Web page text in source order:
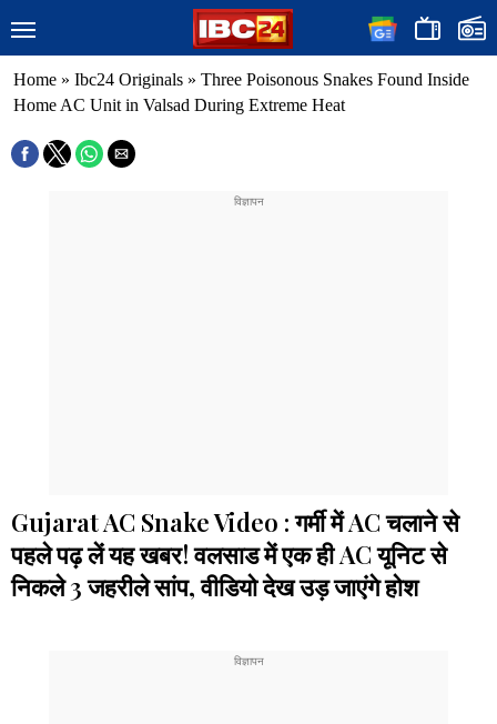
Home » Ibc24 Originals » Three Poisonous Snakes Found Inside
Home AC Unit in Valsad During Extreme Heat
Gujarat AC Snake Video : गर्मी में AC चलाने से
पहले पढ़ लें यह खबर! वलसाड में एक ही AC यूनिट से
निकले 3 जहरीले सांप, वीडियो देख उड़ जाएंगे होश